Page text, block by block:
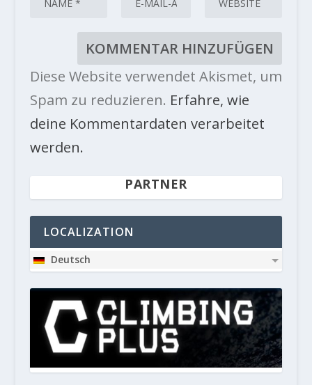
Diese Website verwendet Akismet, um
Spam zu reduzieren. Erfahre, wie
deine Kommentardaten verarbeitet
werden.
PARTNER
LOCALIZATION
Deutsch